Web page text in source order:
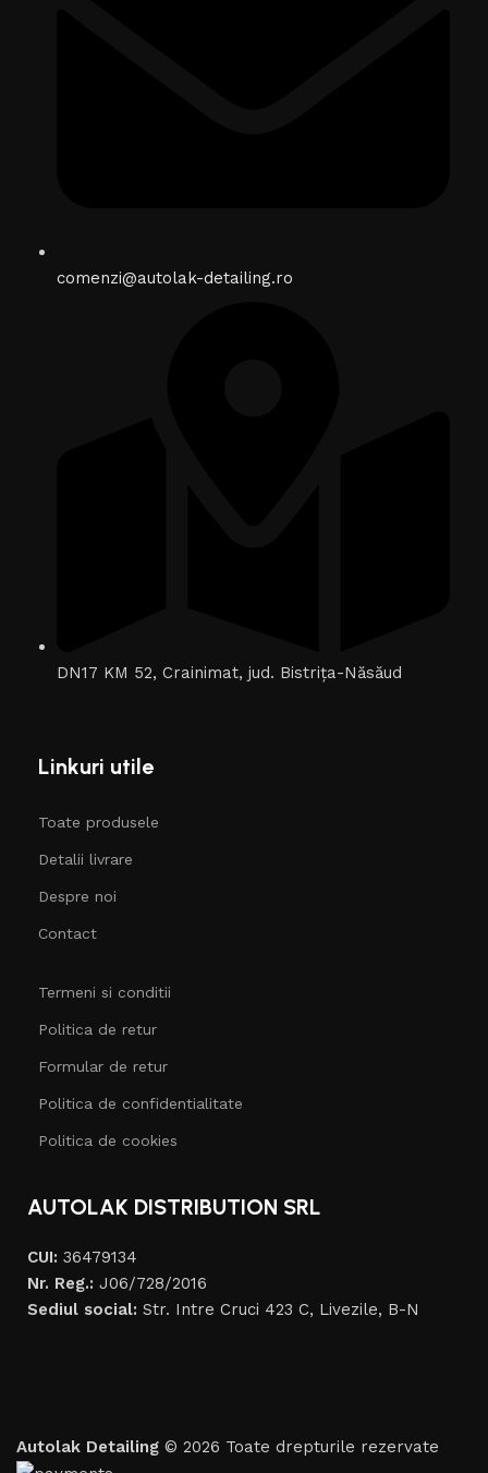
comenzi@autolak-detailing.ro
DN17 KM 52, Crainimat, jud. Bistrița-Năsăud
Linkuri utile
Toate produsele
Detalii livrare
Despre noi
Contact
Termeni si conditii
Politica de retur
Formular de retur
Politica de confidentialitate
Politica de cookies
AUTOLAK DISTRIBUTION SRL
CUI: 36479134
Nr. Reg.: J06/728/2016
Sediul social: Str. Intre Cruci 423 C, Livezile, B-N
Autolak Detailing © 2026 Toate drepturile rezervate